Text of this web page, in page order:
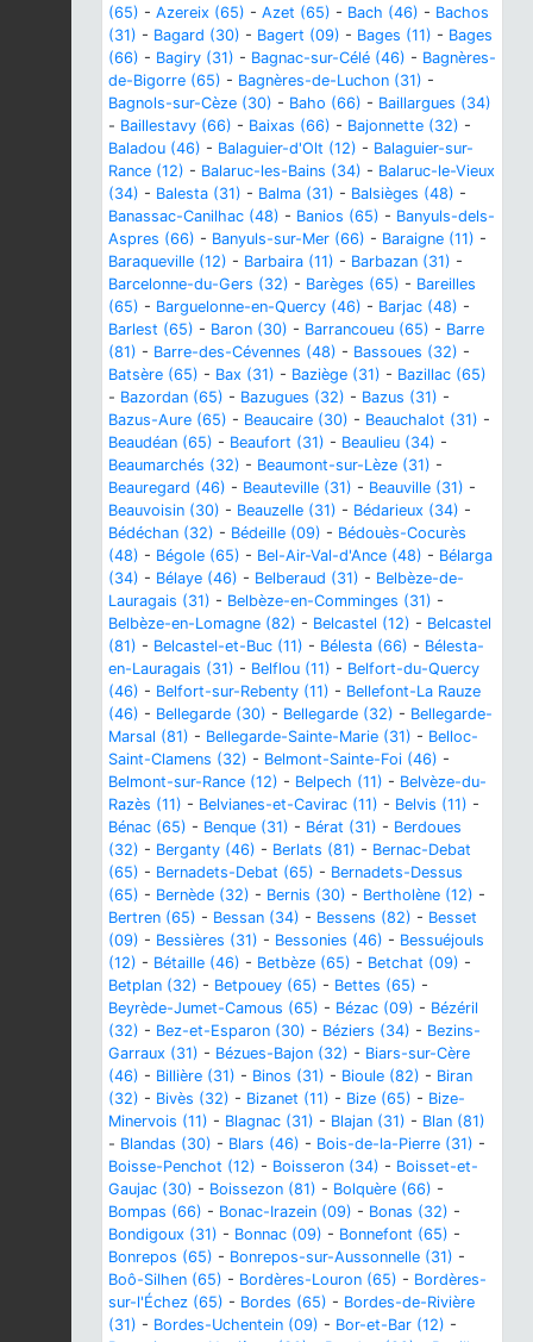
(65) - Azereix (65) - Azet (65) - Bach (46) - Bachos
(31) - Bagard (30) - Bagert (09) - Bages (11) - Bages
(66) - Bagiry (31) - Bagnac-sur-Célé (46) - Bagnères-
de-Bigorre (65) - Bagnères-de-Luchon (31) -
Bagnols-sur-Cèze (30) - Baho (66) - Baillargues (34)
- Baillestavy (66) - Baixas (66) - Bajonnette (32) -
Baladou (46) - Balaguier-d'Olt (12) - Balaguier-sur-
Rance (12) - Balaruc-les-Bains (34) - Balaruc-le-Vieux
(34) - Balesta (31) - Balma (31) - Balsièges (48) -
Banassac-Canilhac (48) - Banios (65) - Banyuls-dels-
Aspres (66) - Banyuls-sur-Mer (66) - Baraigne (11) -
Baraqueville (12) - Barbaira (11) - Barbazan (31) -
Barcelonne-du-Gers (32) - Barèges (65) - Bareilles
(65) - Barguelonne-en-Quercy (46) - Barjac (48) -
Barlest (65) - Baron (30) - Barrancoueu (65) - Barre
(81) - Barre-des-Cévennes (48) - Bassoues (32) -
Batsère (65) - Bax (31) - Baziège (31) - Bazillac (65)
- Bazordan (65) - Bazugues (32) - Bazus (31) -
Bazus-Aure (65) - Beaucaire (30) - Beauchalot (31) -
Beaudéan (65) - Beaufort (31) - Beaulieu (34) -
Beaumarchés (32) - Beaumont-sur-Lèze (31) -
Beauregard (46) - Beauteville (31) - Beauville (31) -
Beauvoisin (30) - Beauzelle (31) - Bédarieux (34) -
Bédéchan (32) - Bédeille (09) - Bédouès-Cocurès
(48) - Bégole (65) - Bel-Air-Val-d'Ance (48) - Bélarga
(34) - Bélaye (46) - Belberaud (31) - Belbèze-de-
Lauragais (31) - Belbèze-en-Comminges (31) -
Belbèze-en-Lomagne (82) - Belcastel (12) - Belcastel
(81) - Belcastel-et-Buc (11) - Bélesta (66) - Bélesta-
en-Lauragais (31) - Belflou (11) - Belfort-du-Quercy
(46) - Belfort-sur-Rebenty (11) - Bellefont-La Rauze
(46) - Bellegarde (30) - Bellegarde (32) - Bellegarde-
Marsal (81) - Bellegarde-Sainte-Marie (31) - Belloc-
Saint-Clamens (32) - Belmont-Sainte-Foi (46) -
Belmont-sur-Rance (12) - Belpech (11) - Belvèze-du-
Razès (11) - Belvianes-et-Cavirac (11) - Belvis (11) -
Bénac (65) - Benque (31) - Bérat (31) - Berdoues
(32) - Berganty (46) - Berlats (81) - Bernac-Debat
(65) - Bernadets-Debat (65) - Bernadets-Dessus
(65) - Bernède (32) - Bernis (30) - Bertholène (12) -
Bertren (65) - Bessan (34) - Bessens (82) - Besset
(09) - Bessières (31) - Bessonies (46) - Bessuéjouls
(12) - Bétaille (46) - Betbèze (65) - Betchat (09) -
Betplan (32) - Betpouey (65) - Bettes (65) -
Beyrède-Jumet-Camous (65) - Bézac (09) - Bézéril
(32) - Bez-et-Esparon (30) - Béziers (34) - Bezins-
Garraux (31) - Bézues-Bajon (32) - Biars-sur-Cère
(46) - Billière (31) - Binos (31) - Bioule (82) - Biran
(32) - Bivès (32) - Bizanet (11) - Bize (65) - Bize-
Minervois (11) - Blagnac (31) - Blajan (31) - Blan (81)
- Blandas (30) - Blars (46) - Bois-de-la-Pierre (31) -
Boisse-Penchot (12) - Boisseron (34) - Boisset-et-
Gaujac (30) - Boissezon (81) - Bolquère (66) -
Bompas (66) - Bonac-Irazein (09) - Bonas (32) -
Bondigoux (31) - Bonnac (09) - Bonnefont (65) -
Bonrepos (65) - Bonrepos-sur-Aussonnelle (31) -
Boô-Silhen (65) - Bordères-Louron (65) - Bordères-
sur-l'Échez (65) - Bordes (65) - Bordes-de-Rivière
(31) - Bordes-Uchentein (09) - Bor-et-Bar (12) -